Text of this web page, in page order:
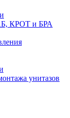
КРОТ и БРА
унитазов